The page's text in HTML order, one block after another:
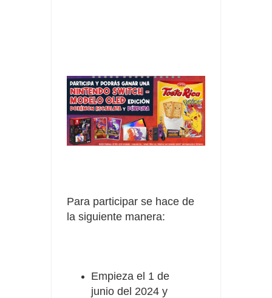
Para participar se hace de
la siguiente manera:
Empieza el 1 de
junio del 2024 y